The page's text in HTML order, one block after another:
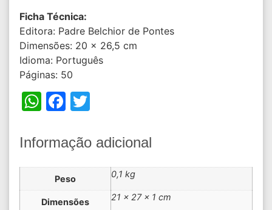
Ficha Técnica:
Editora: Padre Belchior de Pontes
Dimensões: 20 x 26,5 cm
Idioma: Português
Páginas: 50
WhatsApp
Facebook
Twitter
Informação adicional
Peso 0,1 kg
Dimensões 21 × 27 × 1 cm